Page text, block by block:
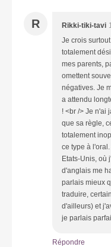
R Rikki-tiki-tavi
Je crois
totalement
mes parents,
omettent
négatives. Je
a attendu
! <br /> Je n'ai
que sa règle,
totalement
ce type à
Etats-Unis, où
d'anglais me
parlais mieux
traduire,
d'ailleurs) et
je parlais
Répondre